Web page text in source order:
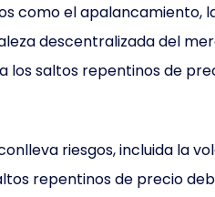
como el apalancamiento,
descentralizada del
los saltos repentinos de
riesgos, incluida la
repentinos de precio